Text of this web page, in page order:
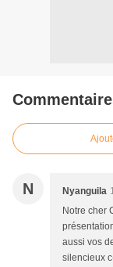
N Nyanguila
Notre cher
aussi vos
silencieux